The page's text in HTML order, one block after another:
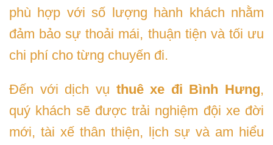
phù hợp với số lượng hành khách nhằm
đảm bảo sự thoải mái, thuận tiện và tối ưu
chi phí cho từng chuyến đi.
Đến với dịch vụ thuê xe đi Bình Hưng,
quý khách sẽ được trải nghiệm đội xe đời
mới, tài xế thân thiện, lịch sự và am hiểu